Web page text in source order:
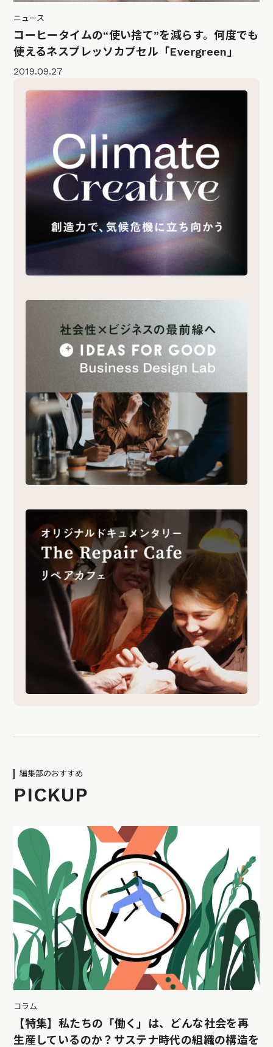
ニュース
コーヒータイムの“使い捨て”を減らす。何度でも
使えるネスプレッソカプセル「Evergreen」
2019.09.27
編集部のおすすめ
PICKUP
コラム
【特集】私たちの「働く」は、どんな社会を再
生産しているのか？サステナ時代の組織の構造を